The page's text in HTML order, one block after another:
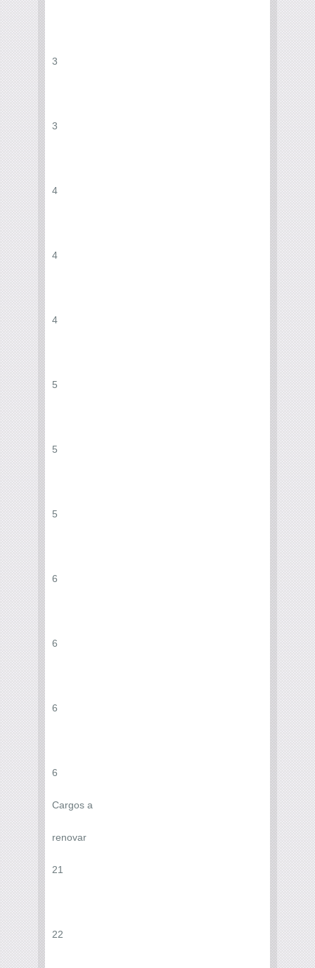
3
3
4
4
4
5
5
5
6
6
6
6
Cargos a
renovar
21
22